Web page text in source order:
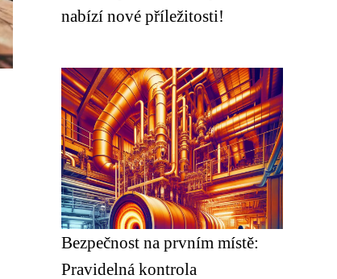
nabízí nové příležitosti!
Bezpečnost na prvním místě:
Pravidelná kontrola